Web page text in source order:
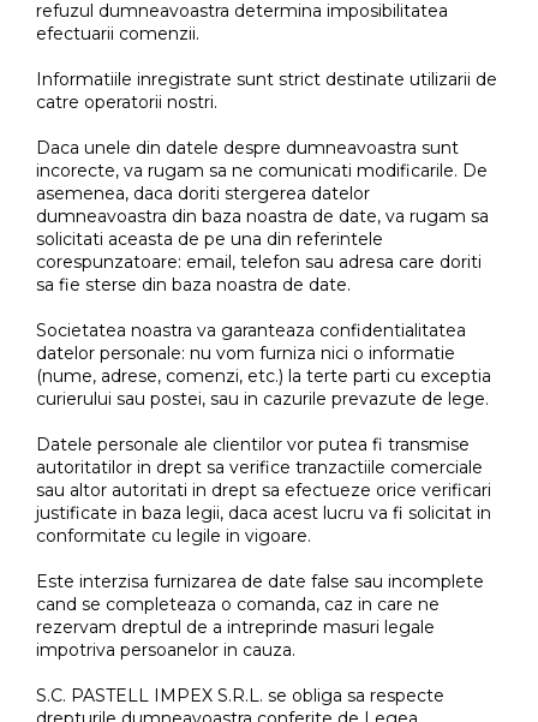
refuzul dumneavoastra determina imposibilitatea
efectuarii comenzii.
Informatiile inregistrate sunt strict destinate utilizarii de
catre operatorii nostri.
Daca unele din datele despre dumneavoastra sunt
incorecte, va rugam sa ne comunicati modificarile. De
asemenea, daca doriti stergerea datelor
dumneavoastra din baza noastra de date, va rugam sa
solicitati aceasta de pe una din referintele
corespunzatoare: email, telefon sau adresa care doriti
sa fie sterse din baza noastra de date.
Societatea noastra va garanteaza confidentialitatea
datelor personale: nu vom furniza nici o informatie
(nume, adrese, comenzi, etc.) la terte parti cu exceptia
curierului sau postei, sau in cazurile prevazute de lege.
Datele personale ale clientilor vor putea fi transmise
autoritatilor in drept sa verifice tranzactiile comerciale
sau altor autoritati in drept sa efectueze orice verificari
justificate in baza legii, daca acest lucru va fi solicitat in
conformitate cu legile in vigoare.
Este interzisa furnizarea de date false sau incomplete
cand se completeaza o comanda, caz in care ne
rezervam dreptul de a intreprinde masuri legale
impotriva persoanelor in cauza.
S.C. PASTELL IMPEX S.R.L. se obliga sa respecte